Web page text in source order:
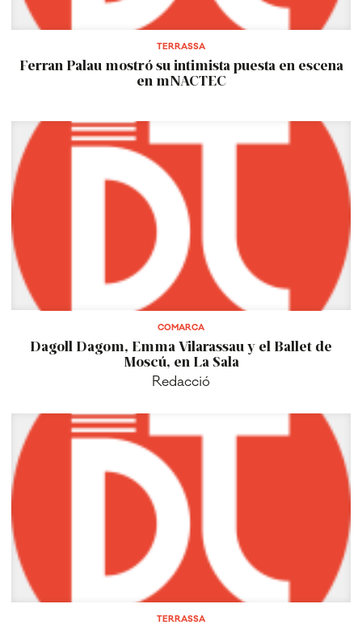
TERRASSA
Ferran Palau mostró su intimista puesta en escena
en mNACTEC
COMARCA
Dagoll Dagom, Emma Vilarassau y el Ballet de
Moscú, en La Sala
Redacció
TERRASSA